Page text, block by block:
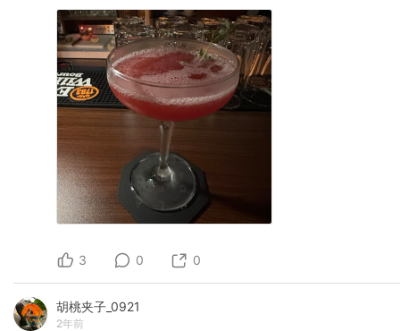
3 0 0
胡桃夹子_0921
2年前